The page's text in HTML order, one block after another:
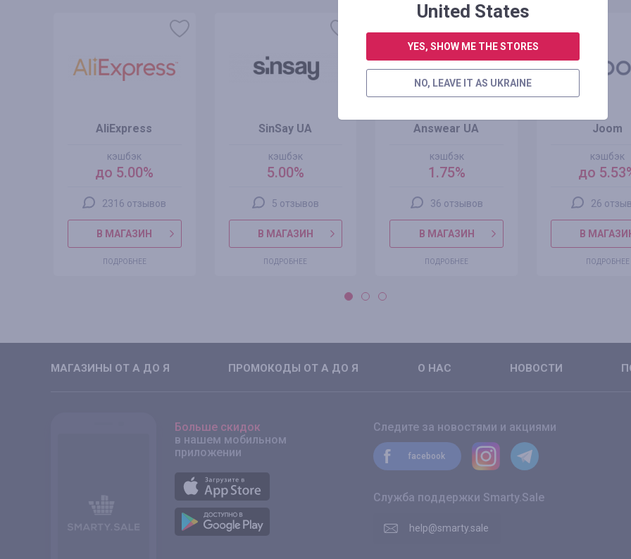
AliExpress
кэшбэк
до 5.00%
2316 отзывов
В МАГАЗИН
ПОДРОБНЕЕ
SinSay UA
кэшбэк
5.00%
5 отзывов
В МАГАЗИН
ПОДРОБНЕЕ
Answear UA
кэшбэк
1.75%
36 отзывов
В МАГАЗИН
ПОДРОБНЕЕ
Joom
кэшбэк
до
26
В
ПОДРОБНЕЕ
МАГАЗИНЫ ОТ А ДО Я ПРОМОКОДЫ ОТ А ДО Я О НАС НОВОСТИ
Больше скидок
в нашем мобильном
приложении
Следите за новостями и акциями
facebook
Служба поддержки Smarty.Sale
help@smarty.sale
United States
YES, SHOW ME THE STORES
NO, LEAVE IT AS UKRAINE